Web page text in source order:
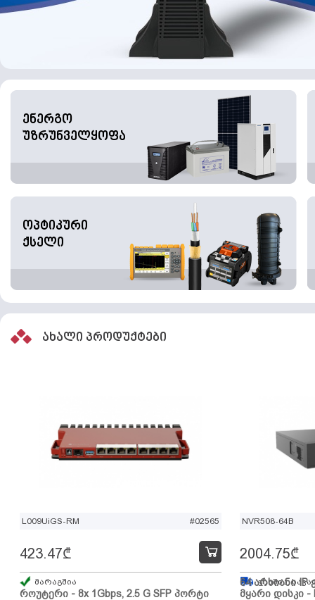
ენერგო
უზრუნველყოფა
ოპტიკური
ქსელი
ახალი პროდუქტები
L009UiGS-RM #02565
როუტერი - 8x 1Gbps, 2.5 G SFP პორტი
423.47₾
მარაგშია
NVR508-64B
64 არხიანი IP
მყარი დისკი -
2004.75₾
გზაშია,